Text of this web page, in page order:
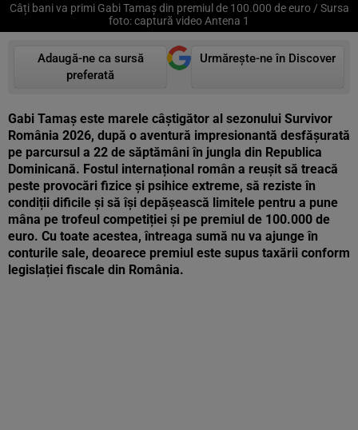
Câți bani va primi Gabi Tamaș din premiul de 100.000 de euro / Sursa
foto: captură video Antena 1
Adaugă-ne ca sursă
preferată
Urmărește-ne în Discover
Gabi Tamaș este marele câștigător al sezonului Survivor
România 2026, după o aventură impresionantă desfășurată
pe parcursul a 22 de săptămâni în jungla din Republica
Dominicană. Fostul internațional român a reușit să treacă
peste provocări fizice și psihice extreme, să reziste în
condiții dificile și să își depășească limitele pentru a pune
mâna pe trofeul competiției și pe premiul de 100.000 de
euro. Cu toate acestea, întreaga sumă nu va ajunge în
conturile sale, deoarece premiul este supus taxării conform
legislației fiscale din România.